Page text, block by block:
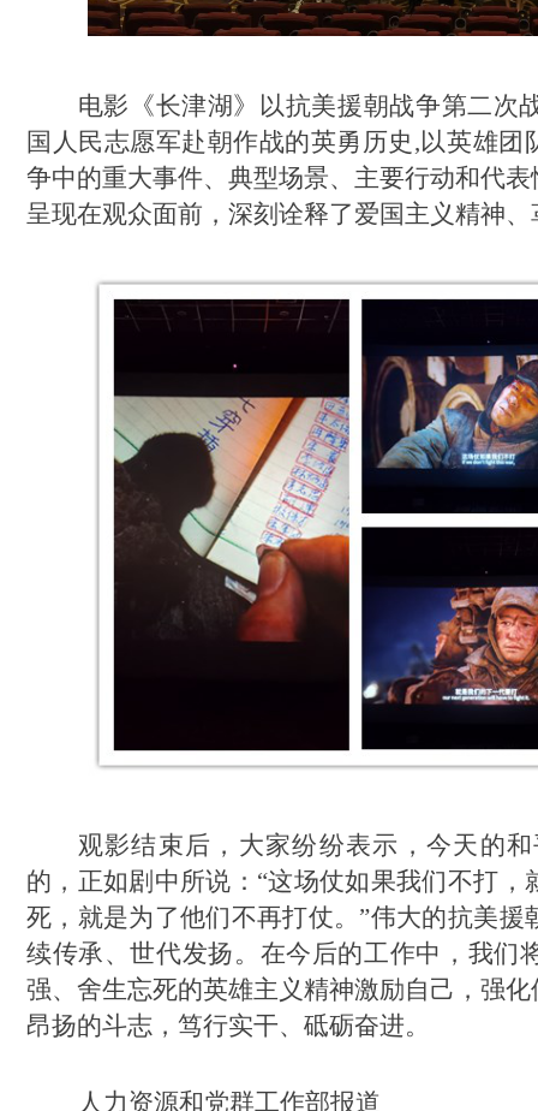
电影《长津湖》以抗美援朝战争第二次
国人民志愿军赴朝作战的英勇历史 ,以英雄团
争中的重大事件、典型场景、主要行动和代
呈现在观众面前，深刻诠释了爱国主义精神
观影结束后，大家纷纷表示 ，今天的
的， 正如剧中所说： “这场仗如果我们不打
死，就是为了他们不再打仗。”伟大的抗美援
续传承、世代发扬。在今后的工作中 ，我们
强、舍生忘死的英雄主义精神激励自己，强
昂扬的斗志，笃行实干、砥砺奋进。
人力资源和党群工作部报道